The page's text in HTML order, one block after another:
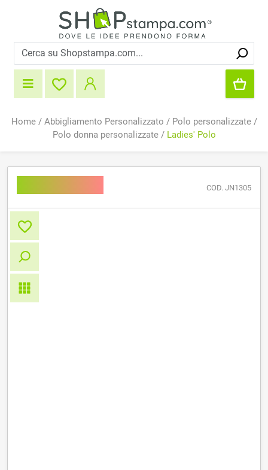
Home/ Abbigliamento Personalizzato / Polo personalizzate/
Polo donna personalizzate/ Ladies' Polo
COD. JN1305